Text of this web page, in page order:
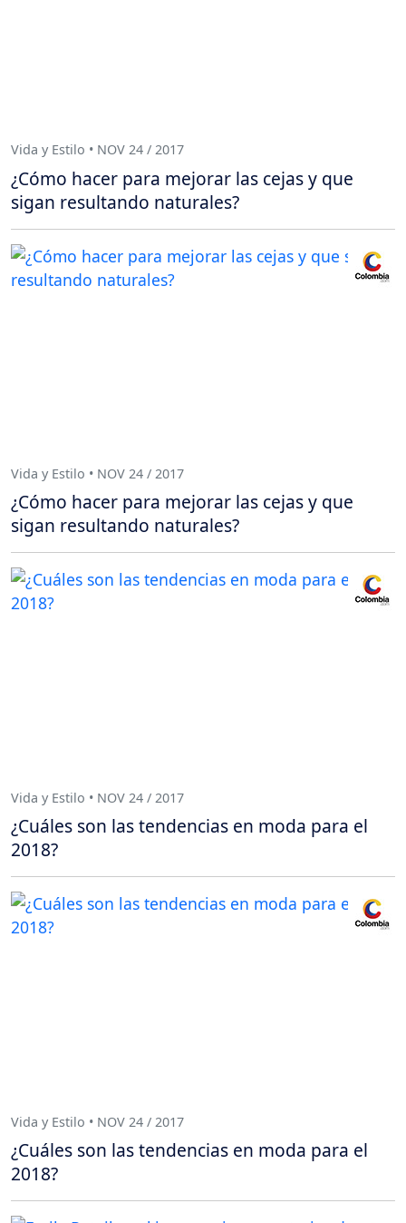
Vida y Estilo • NOV 24 / 2017
¿Cómo hacer para mejorar las cejas y que
sigan resultando naturales?
Vida y Estilo • NOV 24 / 2017
¿Cómo hacer para mejorar las cejas y que
sigan resultando naturales?
Vida y Estilo • NOV 24 / 2017
¿Cuáles son las tendencias en moda para el
2018?
Vida y Estilo • NOV 24 / 2017
¿Cuáles son las tendencias en moda para el
2018?